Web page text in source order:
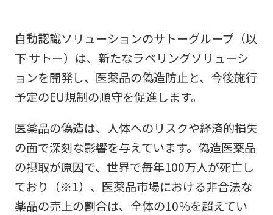
自動認識ソリューションのサトーグループ（以
下 サトー）は、新たなラベリングソリューシ
ョンを開発し、医薬品の偽造防止と、今後施行
予定のEU規制の順守を促進します。
医薬品の偽造は、人体へのリスクや経済的損失
の面で深刻な影響を与えています。偽造医薬品
の摂取が原因で、世界で毎年100万人が死亡し
ており（※1）、医薬品市場における非合法な
薬品の売上の割合は、全体の10％を超えてい